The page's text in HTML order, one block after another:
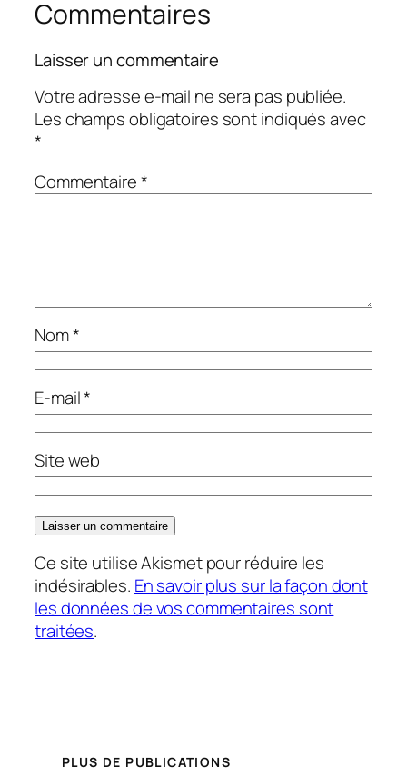
Commentaires
Laisser un commentaire
Votre adresse e-mail ne sera pas publiée.
Les champs obligatoires sont indiqués avec
*
Commentaire*
Nom*
E-mail*
Site web
Ce site utilise Akismet pour réduire les
indésirables. En savoir plus sur la façon dont
les données de vos commentaires sont
traitées.
PLUS DE PUBLICATIONS